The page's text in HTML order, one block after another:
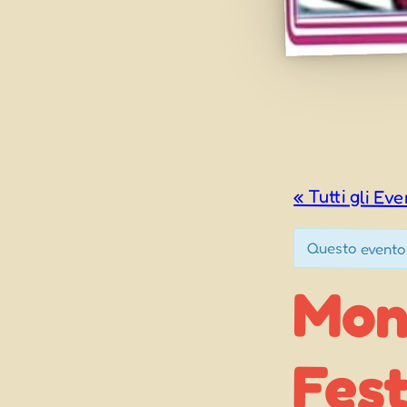
« Tutti gli
Questo